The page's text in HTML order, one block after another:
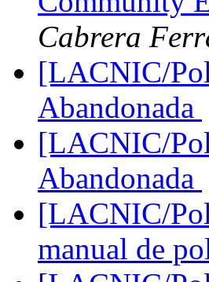
Cabrera
[LACNIC/
Abandonada
[LACNIC/
Abandonada
[LACNIC/
manual de